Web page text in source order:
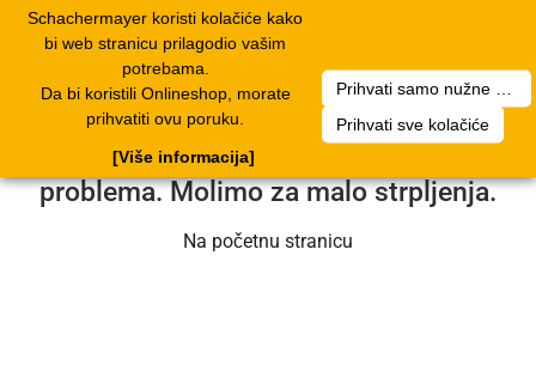
Schachermayer koristi kolačiće kako
bi web stranicu prilagodio vašim
potrebama.
Da bi koristili Onlineshop, morate
prihvatiti ovu poruku.
Prihvati sve kolačiće
[Više informacija]
Nažalost, došlo je do pogreške. Naš
servisni tim radi na rješavanju
problema. Molimo za malo strpljenja.
Na početnu stranicu